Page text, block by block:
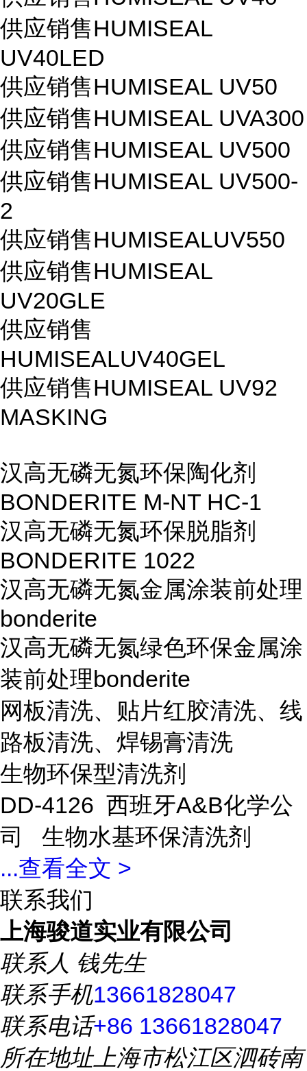
供应销售HUMISEAL
UV40LED
供应销售HUMISEAL UV50
供应销售HUMISEAL UVA300
供应销售HUMISEAL UV500
供应销售HUMISEAL UV500-
2
供应销售HUMISEALUV550
供应销售HUMISEAL
UV20GLE
供应销售
HUMISEALUV40GEL
供应销售HUMISEAL UV92
MASKING
汉高无磷无氮环保陶化剂
BONDERITE M-NT HC-1
汉高无磷无氮环保脱脂剂
BONDERITE 1022
汉高无磷无氮金属涂装前处理
bonderite
汉高无磷无氮绿色环保金属涂
装前处理bonderite
网板清洗、贴片红胶清洗、线
路板清洗、焊锡膏清洗
生物环保型清洗剂
DD-4126 西班牙A&B化学公
司 生物水基环保清洗剂
...查看全文 >
联系我们
上海骏道实业有限公司
联系人 钱先生
联系手机13661828047
联系电话+86 13661828047
所在地址上海市松江区泗砖南